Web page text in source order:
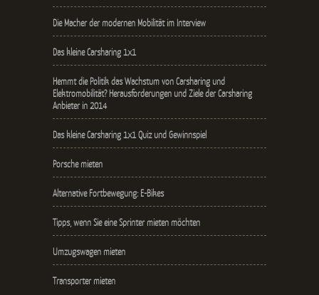
Die Macher der modernen Mobilität im Interview
Das kleine Carsharing 1x1
Hemmt die Politik das Wachstum von Carsharing und
Elektromobilität? Herausforderungen und Ziele der Carsharing
Anbieter in 2014
Das kleine Carsharing 1x1 Quiz und Gewinnspiel
Porsche mieten
Alternative Fortbewegung: E-Bikes
Tipps, wenn Sie eine Sprinter mieten möchten
Umzugswagen mieten
Transporter mieten